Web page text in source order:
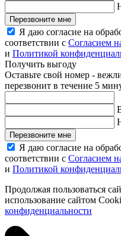
Перезвоните мне
Я даю согласие на
соответствии с Согласием
и Политикой
Получить выгоду
Оставьте свой номер -
перезвонит в течение 5
Перезвоните мне
Я даю согласие на
соответствии с Согласием
и Политикой
Продолжая пользоваться
использование сайтом
конфиденциальности